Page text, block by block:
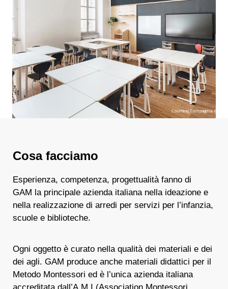
Cosa facciamo
Esperienza, competenza, progettualità fanno di
GAM la principale azienda italiana nella ideazione e
nella realizzazione di arredi per servizi per l’infanzia,
scuole e biblioteche.
Ogni oggetto è curato nella qualità dei materiali e dei
dei agli. GAM produce anche materiali didattici per il
Metodo Montessori ed è l’unica azienda italiana